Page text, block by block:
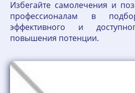
Избегайте самолечения и
профессионалам в
эффективного и
повышения потенции.